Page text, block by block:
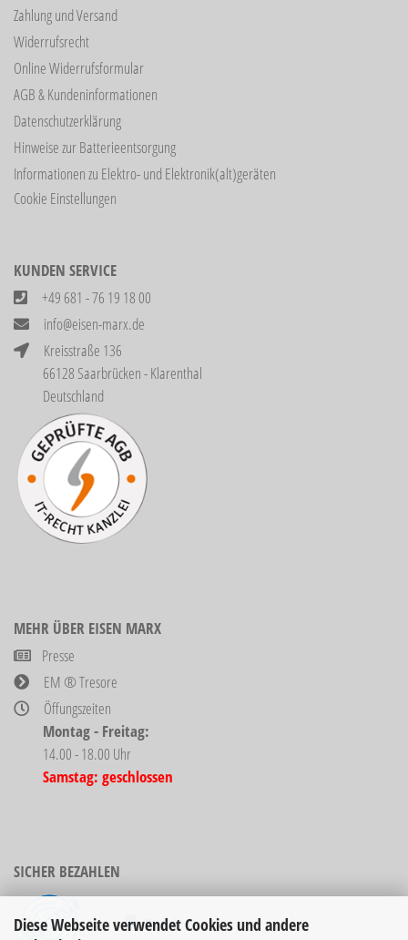
Diese Webseite verwendet Cookies und andere
Zahlung und Versand
Widerrufsrecht
Online Widerrufsformular
AGB & Kundeninformationen
Datenschutzerklärung
Hinweise zur Batterieentsorgung
Informationen zu Elektro- und Elektronik(alt)geräten
Cookie Einstellungen
KUNDEN SERVICE
+49 681 - 76 19 18 00
info@eisen-marx.de
Kreisstraße 136
66128 Saarbrücken - Klarenthal
Deutschland
MEHR ÜBER EISEN MARX
Presse
EM ® Tresore
Öffungszeiten
Montag - Freitag:
14.00 - 18.00 Uhr
Samstag: geschlossen
SICHER BEZAHLEN